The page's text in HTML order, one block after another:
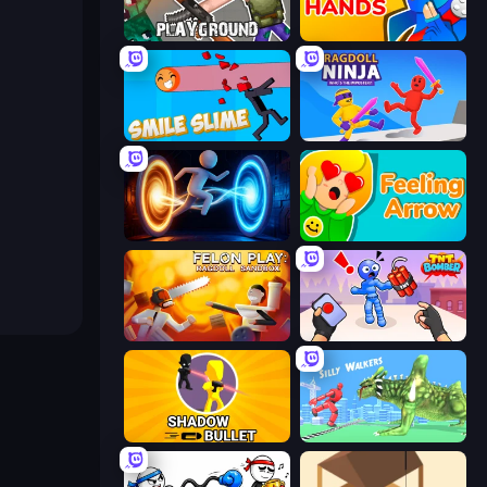
Playground Ninja Hands
Smile Slime Ragdoll Ninja: Imposter Hero
Portal Escape Feeling Arrow
Felon Play: Ragdoll Sandbox TNT Bomber
Shadow Bullet Silly Walkers